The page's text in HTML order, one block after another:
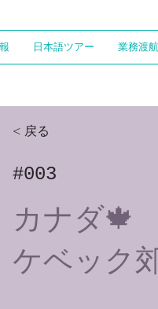
日本語ツアー 業務渡航
< 戻る
#003
カナダ🍁
ケベック